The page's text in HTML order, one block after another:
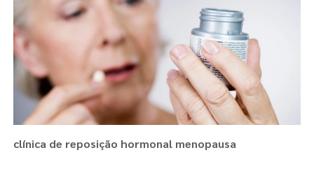
clínica de reposição hormonal menopausa